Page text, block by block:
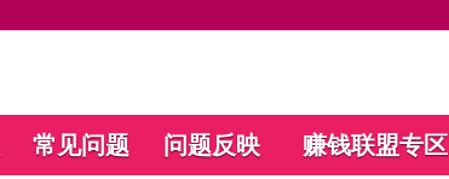
常见问题 问题反映 赚钱联盟专区